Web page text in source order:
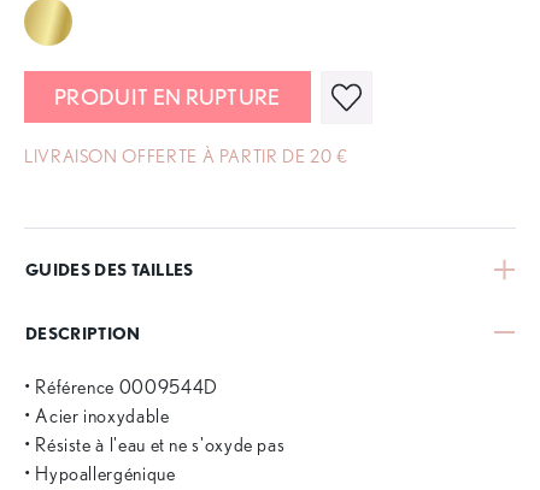
PRODUIT EN RUPTURE
LIVRAISON OFFERTE À PARTIR DE 20 €
GUIDES DES TAILLES
DESCRIPTION
• Référence 0009544D
• Acier inoxydable
• Résiste à l'eau et ne s'oxyde pas
• Hypoallergénique